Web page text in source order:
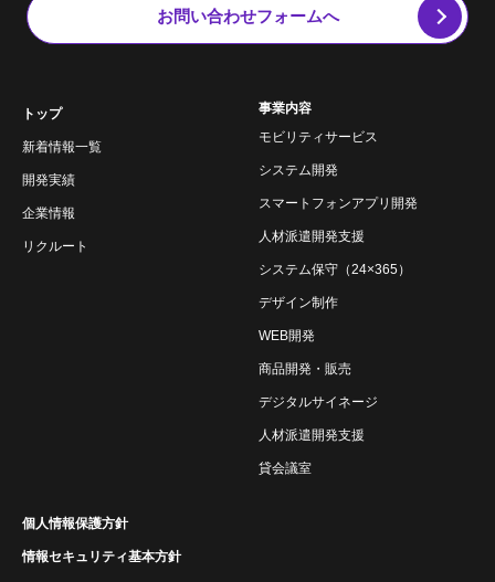
お問い合わせフォームへ
トップ
新着情報一覧
開発実績
企業情報
リクルート
事業内容
モビリティサービス
システム開発
スマートフォンアプリ開発
人材派遣開発支援
システム保守（24×365）
デザイン制作
WEB開発
商品開発・販売
デジタルサイネージ
人材派遣開発支援
貸会議室
個人情報保護方針
情報セキュリティ基本方針